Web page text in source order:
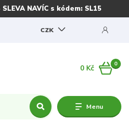
SLEVA NAVÍC s kódem: SL15
Menu
CZK
0
0 Kč